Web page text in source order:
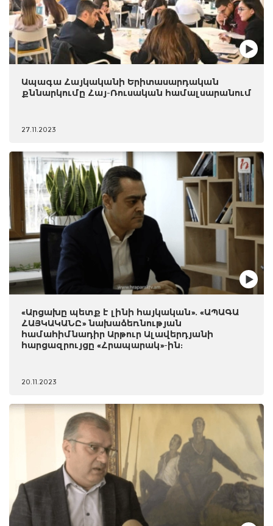
Ապագա Հայկականի Երիտասարդական
քննարկումը Հայ-Ռուսական համալսարանում
27.11.2023
«Արցախը պետք է լինի հայկական». «ԱՊԱԳԱ
ՀԱՅԿԱԿԱՆԸ» նախաձեռնության
համահիմնադիր Արթուր Ալավերդյանի
հարցազրույցը «Հրապարակ»-ին:
20.11.2023